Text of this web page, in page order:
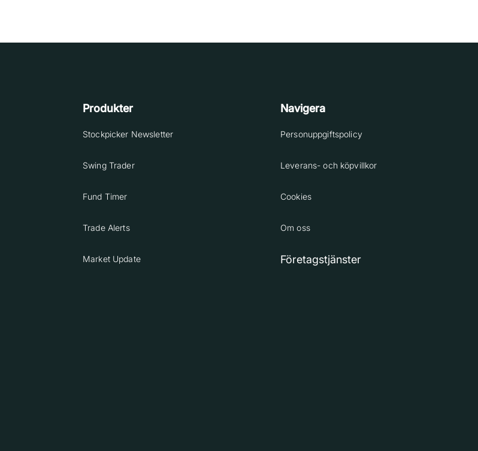
Produkter
Stockpicker Newsletter
Swing Trader
Fund Timer
Trade Alerts
Market Update
Navigera
Personuppgiftspolicy
Leverans- och köpvillkor
Cookies
Om oss
Företagstjänster